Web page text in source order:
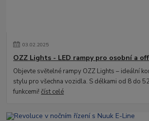
03.02.2025
OZZ Lights - LED rampy pro osobní a
Objevte světelné rampy OZZ Lights – ideální
stylu pro všechna vozidla. S délkami od 8 do
funkcemi!číst celé